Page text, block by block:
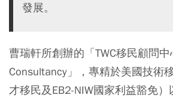
發展。
曹瑞軒所創辦的「TWC移民顧問中
Consultancy」，專精於美國技術
才移民及EB2-NIW國家利益豁免